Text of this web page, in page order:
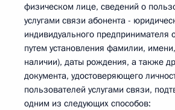
физическом лице, сведений о
услугами связи абонента -
индивидуального предпринимателя
путем установления фамилии,
наличии), даты рождения, а также
документа, удостоверяющего
пользователей услугами связи,
одним из следующих способов: